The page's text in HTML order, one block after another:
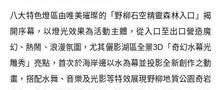
八大特色燈區由唯美璀璨的「野柳石空精靈森林入口」揭
開序幕，以燈光效果為活動主體，從入口至出口營造魔
幻、熱鬧、浪漫氛圍，尤其儷影湖區全景3D「奇幻水幕光
雕秀」亮點，首次於海岸邊以水為幕並投影全新創作之動
畫，搭配水舞、音樂及光影等特效展現野柳地質公園奇岩